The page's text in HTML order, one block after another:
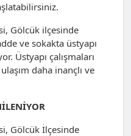
Gölcük ilçesinde
ve sokakta üstyapı
Üstyapı çalışmaları
daha inançlı ve
Gölcük İlçesinde